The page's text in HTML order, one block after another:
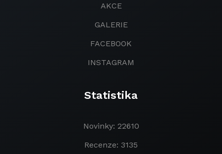
AKCE
GALERIE
FACEBOOK
INSTAGRAM
Statistika
Novinky: 22610
Recenze: 3135